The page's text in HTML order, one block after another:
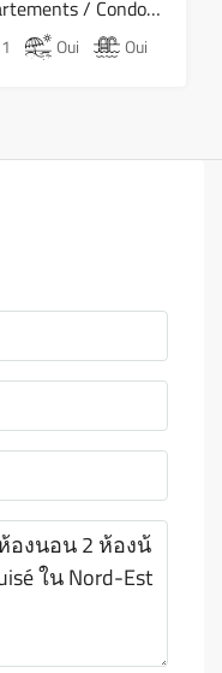
1 Chambre 1 Salle de bain Appartements / Condos A vendre dans Bang Rak – HS0764
1 Oui Oui